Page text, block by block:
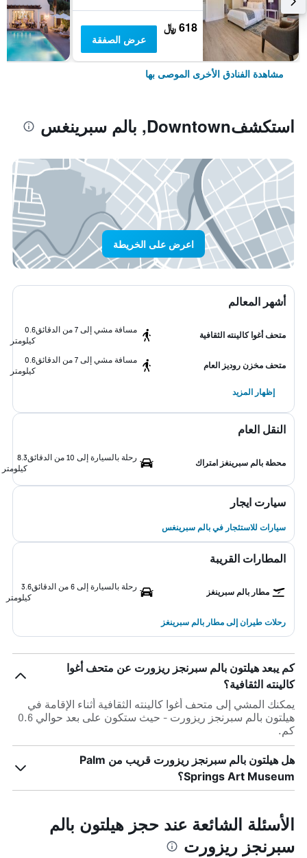
618 ﷼
عرض الصفقة
مشاهدة الفنادق الأخرى الموصى بها
استكشفDowntown, بالم سبرينغس
اعرض على الخريطة
أشهر المعالم
متحف أغوا كالينته الثقافية
مسافة مشي إلى 7 من الدقائق
0.6
كيلومتر
متحف مخزن روديز العام
مسافة مشي إلى 7 من الدقائق
0.6
كيلومتر
إظهار المزيد
النقل العام
محطة بالم سبرينغز امتراك
رحلة بالسيارة إلى 10 من الدقائق
8.3
كيلومتر
سيارت ايجار
سيارات للاستئجار في بالم سبرينغس
المطارات القريبة
مطار بالم سبرينغز
رحلة بالسيارة إلى 6 من الدقائق
3.6
كيلومتر
رحلات طيران إلى مطار بالم سبرينغز
كم يبعد هيلتون بالم سبرنجز ريزورت عن متحف أغوا
كالينته الثقافية؟
يمكنك المشي إلى متحف أغوا كالينته الثقافية أثناء الإقامة في
هيلتون بالم سبرنجز ريزورت - حيث ستكون على بعد حوالي 0.6
كم.
هل هيلتون بالم سبرنجز ريزورت قريب من Palm
Springs Art Museum؟
الأسئلة الشائعة عند حجز هيلتون بالم
سبرنجز ريزورت